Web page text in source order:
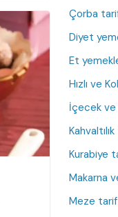
Çorba
Diyet
Et
Hızlı ve
İçecek
Kurabiye
Makarna
Meze